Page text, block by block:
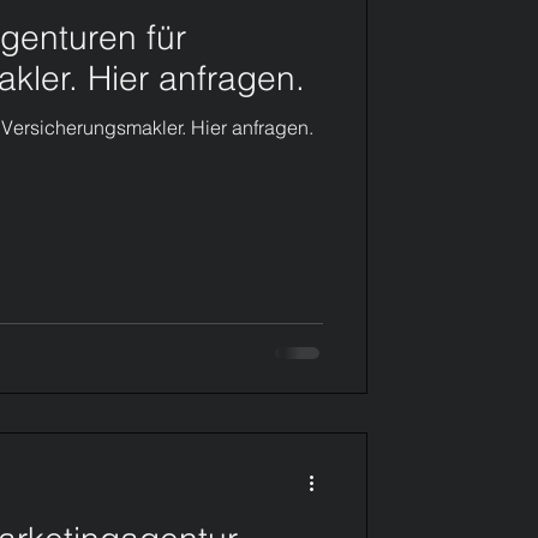
Content
Benrath
für
Hier anfragen.
Hier anfragen.